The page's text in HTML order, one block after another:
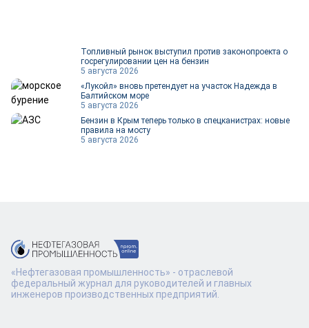
Топливный рынок выступил против законопроекта о
госрегулировании цен на бензин
5 августа 2026
«Лукойл» вновь претендует на участок Надежда в
Балтийском море
5 августа 2026
Бензин в Крым теперь только в спецканистрах: новые
правила на мосту
5 августа 2026
«Нефтегазовая промышленность» - отраслевой
федеральный журнал для руководителей и главных
инженеров производственных предприятий.